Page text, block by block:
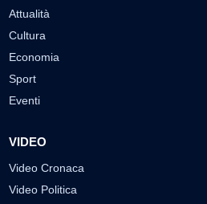
Attualità
Cultura
Economia
Sport
Eventi
VIDEO
Video Cronaca
Video Politica